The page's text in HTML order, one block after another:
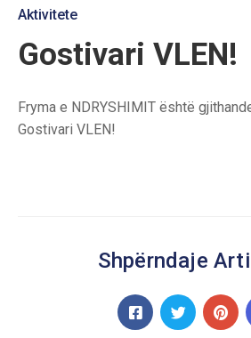
PUBLIK
NA
Aktivitete
Gostivari VLEN!
Fryma e NDRYSHIMIT është
Gostivari VLEN!
Shpërndaje